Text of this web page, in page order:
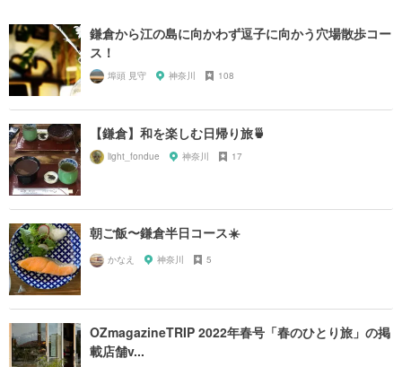
鎌倉から江の島に向かわず逗子に向かう穴場散歩コー
ス！
埠頭 見守 神奈川 108
【鎌倉】和を楽しむ日帰り旅🍵
light_fondue 神奈川 17
朝ご飯〜鎌倉半日コース☀️
かなえ 神奈川 5
OZmagazineTRIP 2022年春号「春のひとり旅」の掲
載店舗v...